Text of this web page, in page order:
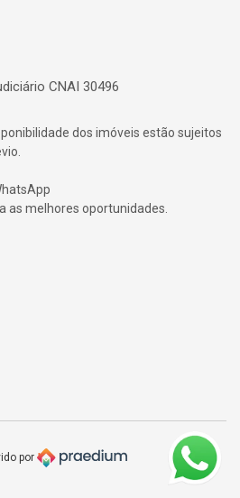
CNAI 30496
dos imóveis estão sujeitos
as melhores oportunidades.
por